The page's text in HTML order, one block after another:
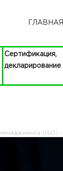
ГЛАВНАЯ
Сертификация,
декларирование
(ISO) ›